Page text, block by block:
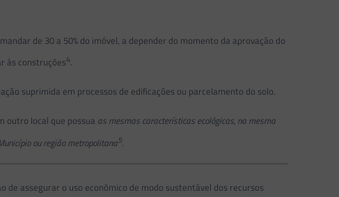
de 30 a 50% do imóvel, a depender do momento da aprovação do
às construções4.
suprimida em processos de edificações ou parcelamento do solo.
outro local que possua as mesmas características ecológicas, na mesma
ou região metropolitana5.
assegurar o uso econômico de modo sustentável dos recursos